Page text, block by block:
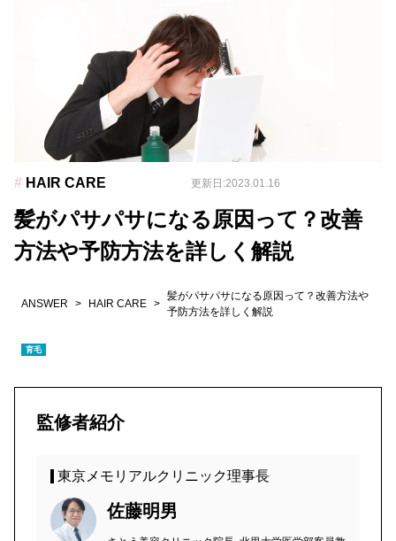
# HAIR CARE 更新日:2023.01.16
髪がパサパサになる原因って？改善
方法や予防方法を詳しく解説
ANSWER > HAIR CARE >
髪がパサパサになる原因って？改善方法や
予防方法を詳しく解説
育毛
監修者紹介
東京メモリアルクリニック理事長
佐藤明男